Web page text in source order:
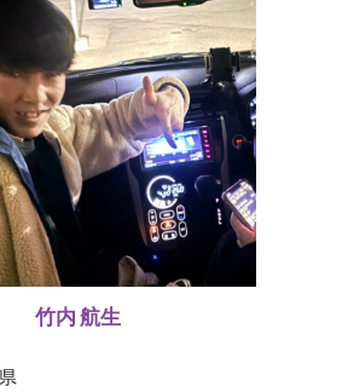
竹内 航生
県